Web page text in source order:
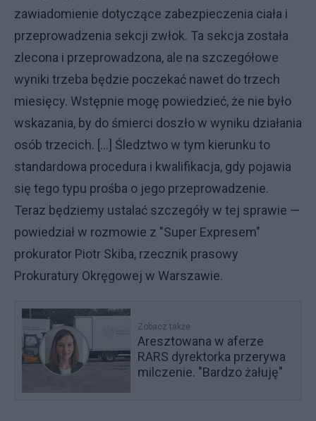
zawiadomienie dotyczące zabezpieczenia ciała i
przeprowadzenia sekcji zwłok. Ta sekcja została
zlecona i przeprowadzona, ale na szczegółowe
wyniki trzeba będzie poczekać nawet do trzech
miesięcy. Wstępnie mogę powiedzieć, że nie było
wskazania, by do śmierci doszło w wyniku działania
osób trzecich. [...] Śledztwo w tym kierunku to
standardowa procedura i kwalifikacja, gdy pojawia
się tego typu prośba o jego przeprowadzenie.
Teraz będziemy ustalać szczegóły w tej sprawie —
powiedział w rozmowie z "Super Expresem"
prokurator Piotr Skiba, rzecznik prasowy
Prokuratury Okręgowej w Warszawie.
Zobacz także
Aresztowana w aferze
RARS dyrektorka przerywa
milczenie. "Bardzo żałuję"